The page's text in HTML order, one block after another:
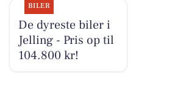
BILER
De dyreste biler i
Jelling - Pris op til
104.800 kr!